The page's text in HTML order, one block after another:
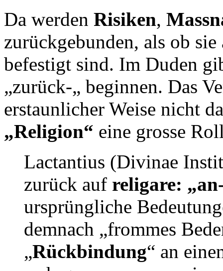
Da werden Risiken,
zurückgebunden, als ob
befestigt sind. Im Duden
„zurück-„ beginnen. Das
erstaunlicher Weise nicht
„Religion“ eine grosse
Lactantius (Divinae
zurück auf religare:
ursprüngliche
demnach „frommes
„Rückbindung“ an